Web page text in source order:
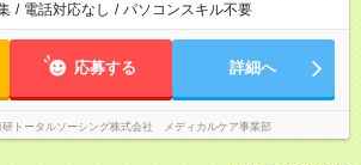
/ 電話対応なし / パソコンスキル不要
応募する 詳細へ
研トータルソーシング株式会社 メディカルケア事業部